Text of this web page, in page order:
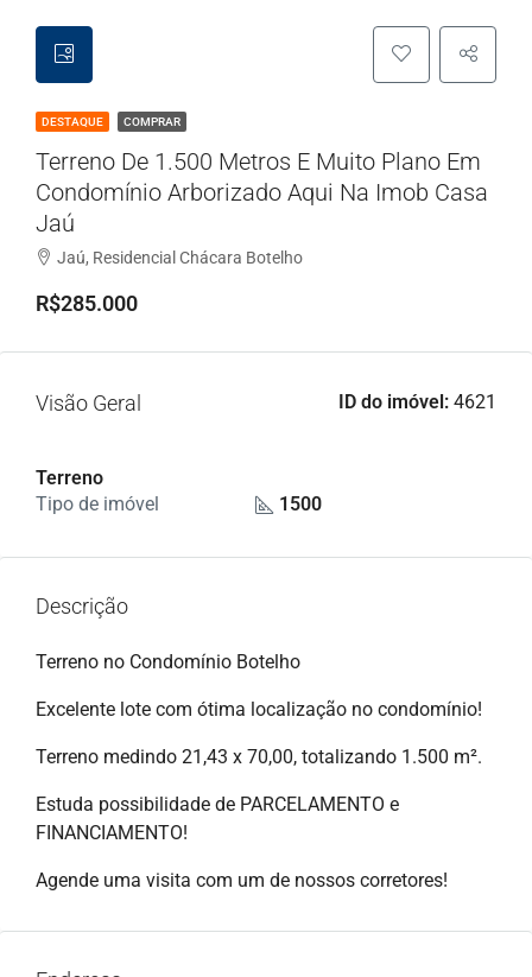
DESTAQUE COMPRAR
Terreno De 1.500 Metros E Muito Plano Em
Condomínio Arborizado Aqui Na Imob Casa
Jaú
Jaú, Residencial Chácara Botelho
R$285.000
Visão Geral ID do imóvel: 4621
Terreno
Tipo de imóvel
1500
Descrição
Terreno no Condomínio Botelho
Excelente lote com ótima localização no condomínio!
Terreno medindo 21,43 x 70,00, totalizando 1.500 m².
Estuda possibilidade de PARCELAMENTO e
FINANCIAMENTO!
Agende uma visita com um de nossos corretores!